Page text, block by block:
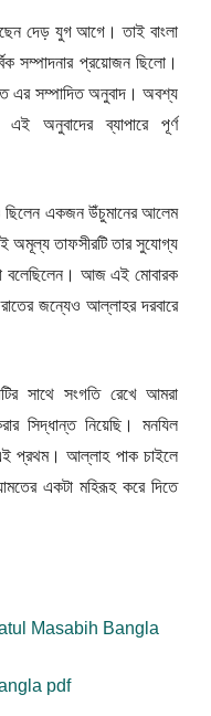
দেড় যুগ আগে। তাই বাংলা
সম্পাদনার প্রয়োজন ছিলো।
এর সম্পাদিত অনুবাদ। অবশ্য
অনুবাদের ব্যাপারে পূর্ণ
ছিলেন একজন উঁচুমানের আলেম
অমূল্য তাফসীরটি তার সুযোগ্য
বলেছিলেন। আজ এই মোবারক
জন্যেও আল্লাহর দরবারে
সাথে সংগতি রেখে আমরা
সিদ্ধান্ত নিয়েছি। মনযিল
প্রথম। আল্লাহ পাক চাইলে
একটা মহিরূহ করে দিতে
Masabih Bangla
pdf